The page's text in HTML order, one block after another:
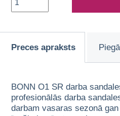
Preces apraksts
BONN O1 SR darba
profesionālās darba
darbam vasaras sezonā